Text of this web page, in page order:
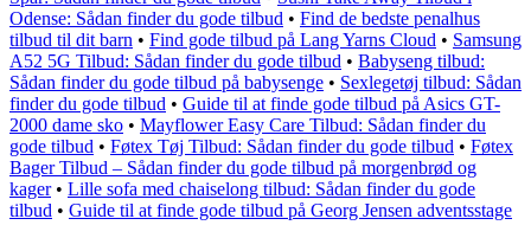
Odense: Sådan finder du gode tilbud • Find de bedste penalhus
tilbud til dit barn • Find gode tilbud på Lang Yarns Cloud • Samsung
A52 5G Tilbud: Sådan finder du gode tilbud • Babyseng tilbud:
Sådan finder du gode tilbud på babysenge • Sexlegetøj tilbud: Sådan
finder du gode tilbud • Guide til at finde gode tilbud på Asics GT-
2000 dame sko • Mayflower Easy Care Tilbud: Sådan finder du
gode tilbud • Føtex Tøj Tilbud: Sådan finder du gode tilbud • Føtex
Bager Tilbud – Sådan finder du gode tilbud på morgenbrød og
kager• Lille sofa med chaiselong tilbud: Sådan finder du gode
tilbud • Guide til at finde gode tilbud på Georg Jensen adventsstage